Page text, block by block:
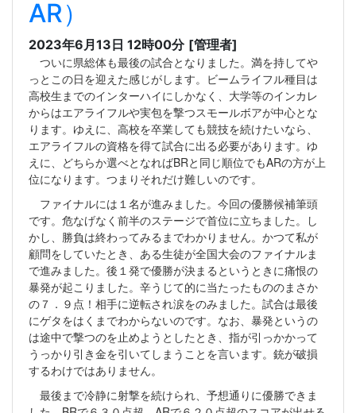
AR）
2023年6月13日 12時00分 [管理者]
ついに県総体も最後の試合となりました。満を持してや
っとこの日を迎えた感じがします。ビームライフル種目は
高校生までのインターハイにしかなく、大学等のインカレ
からはエアライフルや実包を撃つスモールボアが中心とな
ります。ゆえに、高校を卒業しても競技を続けたいなら、
エアライフルの資格を得て試合に出る必要があります。ゆ
えに、どちらか選べとなればBRと同じ順位でもARの方が上
位になります。つまりそれだけ難しいのです。
ファイナルには１名が進みました。今回の優勝候補筆頭
です。危なげなく前半のステージで首位に立ちました。し
かし、勝負は終わってみるまでわかりません。かつて私が
顧問をしていたとき、ある生徒が全国大会のファイナルま
で進みました。後１発で優勝が決まるというときに痛恨の
暴発が起こりました。辛うじて的に当たったもののまさか
の７．９点！相手に逆転され涙をのみました。試合は最後
にゲタをはくまでわからないのです。なお、暴発というの
は途中で撃つのを止めようとしたとき、指が引っかかって
うっかり引き金を引いてしまうことを言います。銃が破損
するわけではありません。
最後まで冷静に射撃を続けられ、予想通りに優勝できま